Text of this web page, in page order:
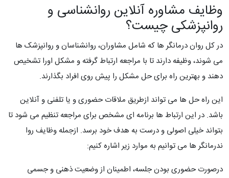
وظایف مشاوره آنلاین روانشناسی و
روانپزشکی چیست؟
در کل روان درمانگر ها که شامل مشاوران، روانشناسان و روانپزشک ها
می شوند، وظیفه دارند تا با مراجعه ارتباط گرفته و مشکل اورا تشخیص
دهند و بهترین راه برای حل مشکل را پیش روی افراد بگذارند.
این راه حل ها می تواند ازطریق ملاقات حضوری و یا تلفنی و آنلاین
باشد. در این ارتباط ها برنامه ای مشخص برای مراجعه تنظیم می شود تا
بتواند خیلی اصولی و درست به هدف خود برسد. ازجمله وظایف روا
ندرمانگر ها می توانیم به موارد زیر اشاره کنیم:
درصورت حضوری بودن جلسه، اطمینان از وضعیت ذهنی و جسمی